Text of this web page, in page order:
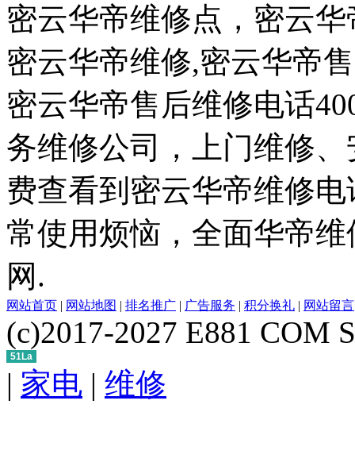
密云华帝维修点，密云
密云华帝维修,密云华帝
密云华帝售后维修电话
务维修公司，上门维修
费查看到密云华帝维修
常使用烦恼，全面华帝
网.
网站首页 | 网站地图 | 排名推广 | 广告服务 | 积分换礼 | 网站留言
(c)2017-2027 E881 COM
51La
| 家电 | 维修